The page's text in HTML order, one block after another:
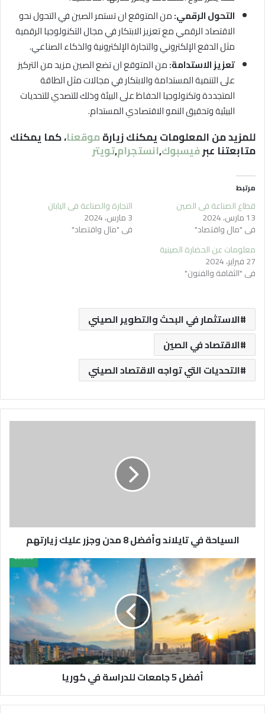
التحول الرقمي:من المتوقع ان تستمر الصين في التحول نحو
الاقتصاد الرقمي مع تعزيز الابتكار في مجال التكنولوجيا الرقمية
مثل الدفع الإلكتروني والتجارة الإلكترونية والذكاء الصناعي.
تعزيز الاستدامة:من المتوقع ان تضع الصين مزيد من التركيز
على التنمية المستدامة والابتكار في مجالات مثل الطاقة
المتجددة وتكنولوجيا الحفاظ على البيئة وذلك للتصدي للتحديات
البيئية وتحقيق النمو الاقتصادي المستدام.
للمزيد من المعلومات يمكنك زيارةموقعنا، كما يمكنك
متابعتنا عبرفيسبوك,انستجرام,تويتر
مرتبط
قطاع الصناعة في الصين
13 مارس، 2024
في "مال واقتصاد"
التجارة والصناعة في اليابان
3 مارس، 2024
في "مال واقتصاد"
معلومات عن الحضارة الصينية
27 فبراير، 2024
في "الثقافة والفنون"
الاستثمار في البحث والتطوير الصيني
الاقتصاد في الصين
التحديات التي تواجه الاقتصاد الصيني
السياحة في تايلاند وأفضل 8 مدن وجزر عليك زيارتهم
أفضل 5 جامعات للدراسة في كوريا